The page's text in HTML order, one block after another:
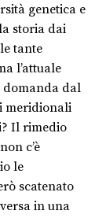
genetica e
storia dai
tante
l’attuale
dal
meridionali
Il rimedio
c’è
le
scatenato
in una